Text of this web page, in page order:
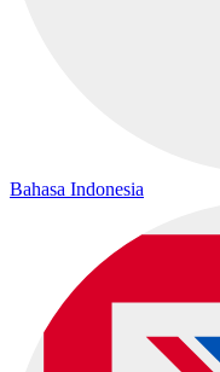
Bahasa Indonesia